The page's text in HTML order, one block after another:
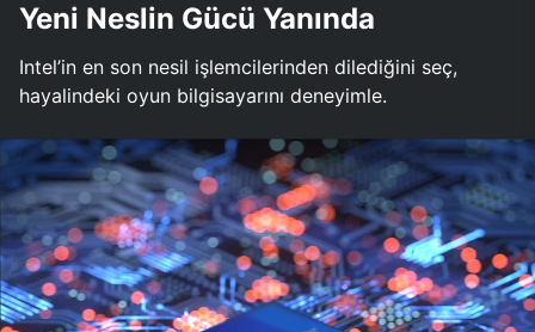
Yeni Neslin Gücü Yanında
Intel’in en son nesil işlemcilerinden dilediğini seç,
hayalindeki oyun bilgisayarını deneyimle.